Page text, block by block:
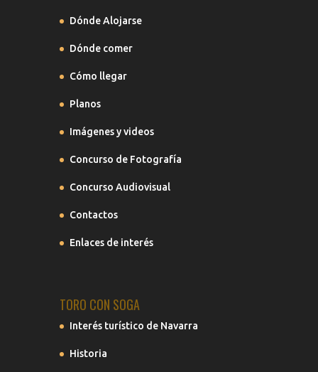
Dónde Alojarse
Dónde comer
Cómo llegar
Planos
Imágenes y videos
Concurso de Fotografía
Concurso Audiovisual
Contactos
Enlaces de interés
TORO CON SOGA
Interés turístico de Navarra
Historia